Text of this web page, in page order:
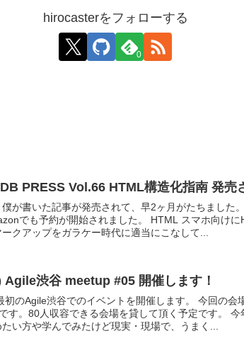
hirocasterをフォローする
0
PRESS Vol.66 HTML構造化指南 発売
が書いた記事が発売されて、早2ヶ月がたちました
でも予約が開始されました。 HTML スマホ向け
クアップをガラケー時代に適当にこなして...
Agile渋谷 meetup #05 開催します！
初のAgile渋谷でのイベントを開催します。 今回の会
す。80人収容できる会場を貸して頂く予定です。
たい方や学んでみたけど現実・現場で、うまく...